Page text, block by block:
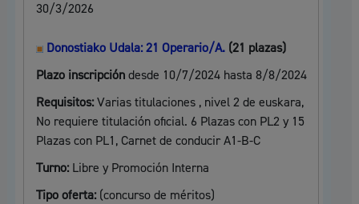
30/3/2026
Donostiako Udala: 21 Operario/A.(21 plazas)
Plazo inscripción desde 10/7/2024 hasta 8/8/2024
Requisitos: Varias titulaciones , nivel 2 de euskara,
No requiere titulación oficial. 6 Plazas con PL2 y 15
Plazas con PL1, Carnet de conducir A1-B-C
Turno: Libre y Promoción Interna
Tipo oferta: (concurso de méritos)